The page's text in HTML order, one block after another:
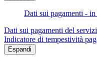
Dati sui pagamenti -
Dati sui pagamenti del
Indicatore di tempestività
Espandi